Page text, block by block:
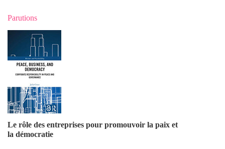
Parutions
Le rôle des entreprises pour promouvoir la paix et
la démocratie